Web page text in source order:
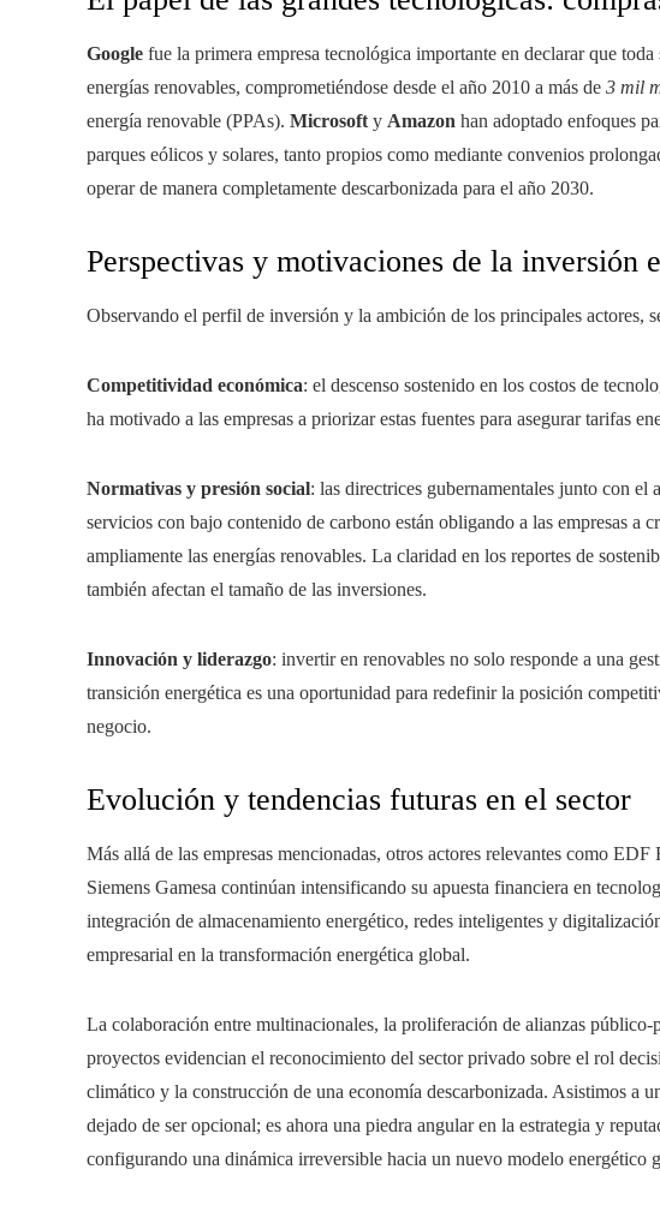
Google fue la primera empresa tecnológica importante en declarar que
energías renovables, comprometiéndose desde el año 2010 a más de 3 mil
energía renovable (PPAs). Microsoft y Amazon han adoptado enfoques
parques eólicos y solares, tanto propios como mediante convenios
operar de manera completamente descarbonizada para el año 2030.
Perspectivas y motivaciones de la inversión
Observando el perfil de inversión y la ambición de los principales actores,
Competitividad económica: el descenso sostenido en los costos de
ha motivado a las empresas a priorizar estas fuentes para asegurar tarifas
Normativas y presión social: las directrices gubernamentales junto con
servicios con bajo contenido de carbono están obligando a las empresas a
ampliamente las energías renovables. La claridad en los reportes de
también afectan el tamaño de las inversiones.
Innovación y liderazgo: invertir en renovables no solo responde a una
transición energética es una oportunidad para redefinir la posición
negocio.
Evolución y tendencias futuras en el sector
Más allá de las empresas mencionadas, otros actores relevantes como
Siemens Gamesa continúan intensificando su apuesta financiera en
integración de almacenamiento energético, redes inteligentes y
empresarial en la transformación energética global.
La colaboración entre multinacionales, la proliferación de alianzas
proyectos evidencian el reconocimiento del sector privado sobre el rol
climático y la construcción de una economía descarbonizada. Asistimos a
dejado de ser opcional; es ahora una piedra angular en la estrategia y
configurando una dinámica irreversible hacia un nuevo modelo energético